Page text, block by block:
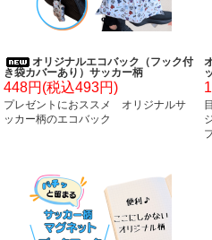
オリジナルエコバック（フック付
き袋カバーあり）サッカー柄
448円(税込493円)
プレゼントにおススメ オリジナルサ
ッカー柄のエコバック